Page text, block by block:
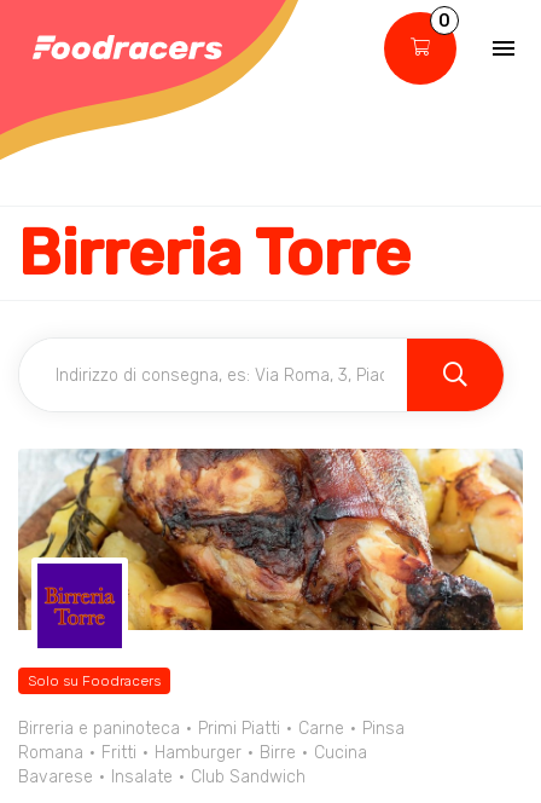
0
Birreria Torre
Solo su Foodracers
Birreria e paninoteca Primi Piatti Carne
Pinsa
Romana
Fritti Hamburger Birre
Cucina
Bavarese
Insalate Club Sandwich